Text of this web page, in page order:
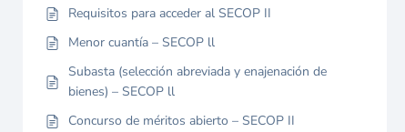
Requisitos para acceder al SECOP II
Menor cuantía – SECOP ll
Subasta (selección abreviada y enajenación de
bienes) – SECOP ll
Concurso de méritos abierto – SECOP II